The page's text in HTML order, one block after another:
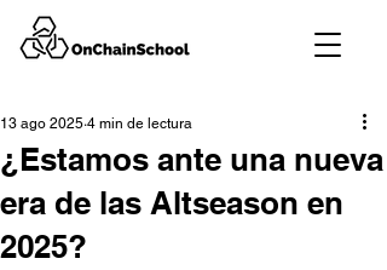
¿Estamos ante una nueva
era de las Altseason en
2025?
13 ago 2025 4 min de lectura